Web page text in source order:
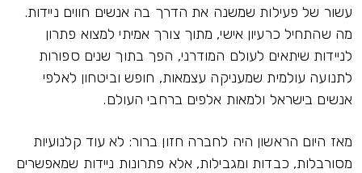
עשור של פעילות שמשנה את הדרך בה אנשים חווים ניידות.
מה שהתחיל כרעיון אישי, מתוך צורך אמיתי למצוא פתרון
לניידות שיתאים לעולם המודרני, הפך בתוך שנים ספורות
לתנועה עולמית שמעניקה עצמאות, חופש וביטחון לאלפי
אנשים בישראל ולמאות אלפים ברחבי העולם.
מאז היום הראשון היה לחברה חזון ברור: לא עוד קלנועיות
מסורבלות, כבדות ומגבילות, אלא פתרונות ניידות שמאפשרים